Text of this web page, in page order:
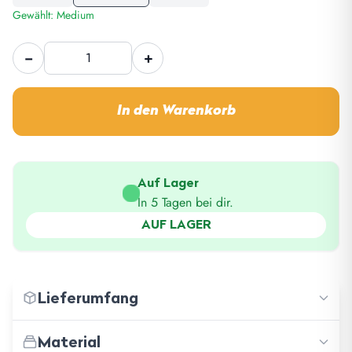
Gewählt: Medium
−
Autohome
Nomadland
Menge
+
In den Warenkorb
Auf Lager
In 5 Tagen bei dir.
AUF LAGER
Lieferumfang
−Befestigungsmaterial
Material